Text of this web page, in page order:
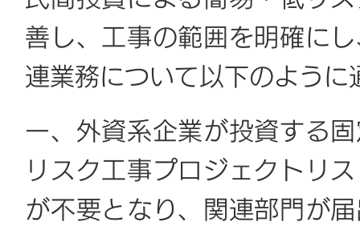
善し、工事の範囲を明確に
連業務について以下のように
一、外資系企業が投資する
リスク工事プロジェクトリ
が不要となり、関連部門が